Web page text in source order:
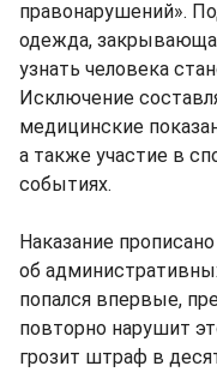
правонарушений».
одежда,
узнать человека
Исключение
медицинские
а также участие в
событиях.
Наказание
об
попался впервые,
повторно нарушит
грозит штраф в